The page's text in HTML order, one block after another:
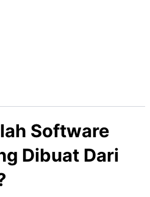
Software
Dibuat Dari